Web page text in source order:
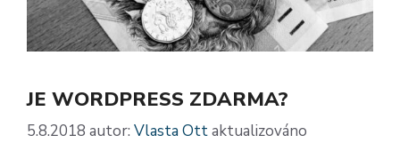
JE WORDPRESS ZDARMA?
5.8.2018 autor: Vlasta Ottaktualizováno